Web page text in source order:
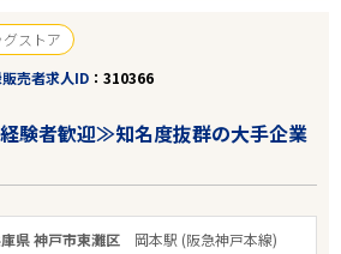
グストア
売者求人ID 310366
験者歓迎≫知名度抜群の大手企業
県 神戸市東灘区 岡本駅 (阪急神戸本線)